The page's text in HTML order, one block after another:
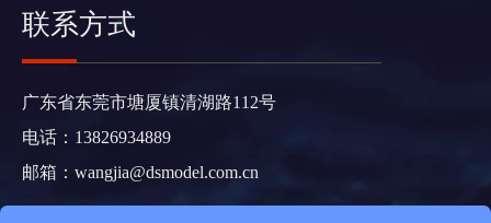
联系方式
广东省东莞市塘厦镇清湖路112号
电话：13826934889
邮箱： wangjia@dsmodel.com.cn